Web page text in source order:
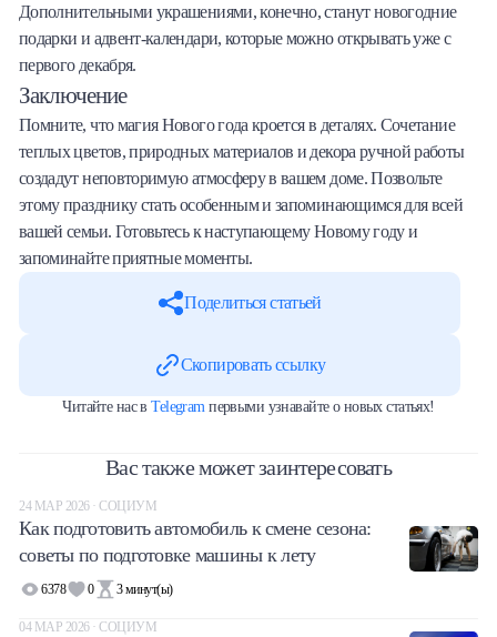
Дополнительными украшениями, конечно, станут новогодние
подарки и адвент-календари, которые можно открывать уже с
первого декабря.
Заключение
Помните, что магия Нового года кроется в деталях. Сочетание
теплых цветов, природных материалов и декора ручной работы
создадут неповторимую атмосферу в вашем доме. Позвольте
этому празднику стать особенным и запоминающимся для всей
вашей семьи. Готовьтесь к наступающему Новому году и
запоминайте приятные моменты.
Поделиться статьей
Скопировать ссылку
Читайте нас вTelegram первыми узнавайте о новых статьях!
Вас также может заинтересовать
24 МАР 2026 · СОЦИУМ
Как подготовить автомобиль к смене сезона:
советы по подготовке машины к лету
6378 0 3 минут(ы)
04 МАР 2026 · СОЦИУМ